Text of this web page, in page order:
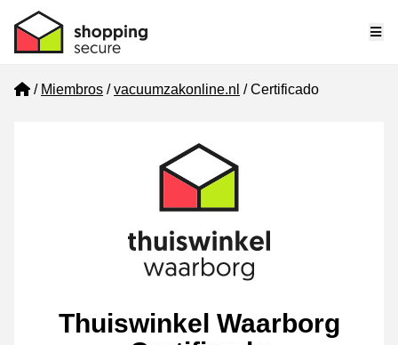
Home
Miembros vacuumzakonline.nl Certificado
Thuiswinkel Waarborg